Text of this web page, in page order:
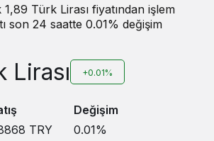
Türk Lirası fiyatından işlem
son 24 saatte 0.01% değişim
Lirası +0.01%
TRY
Değişim
0.01%